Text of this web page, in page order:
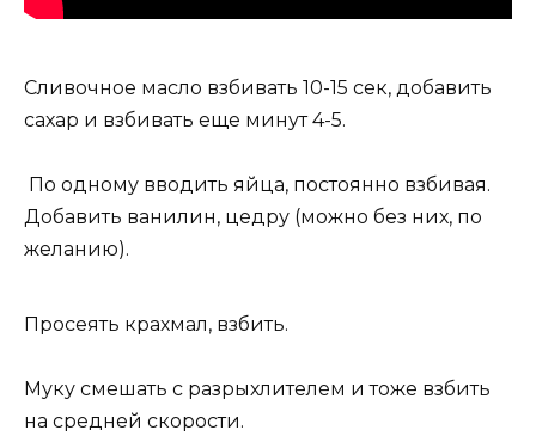
Сливочное масло взбивать 10-15 сек, добавить
сахар и взбивать еще минут 4-5.
По одному вводить яйца, постоянно взбивая.
Добавить ванилин, цедру (можно без них, по
желанию).
Просеять крахмал, взбить.
Муку смешать с разрыхлителем и тоже взбить
на средней скорости.